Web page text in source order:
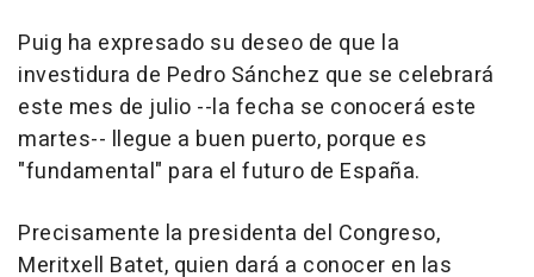
Puig ha expresado su deseo de que la
investidura de Pedro Sánchez que se celebrará
este mes de julio --la fecha se conocerá este
martes-- llegue a buen puerto, porque es
"fundamental" para el futuro de España.
Precisamente la presidenta del Congreso,
Meritxell Batet, quien dará a conocer en las